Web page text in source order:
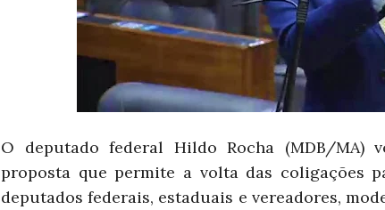
O deputado federal Hildo Rocha (MDB/MA)
proposta que permite a volta das coligações
deputados federais, estaduais e vereadores,